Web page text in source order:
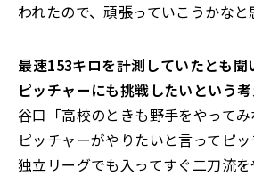
われたので、頑張っていこうかなと
――最速153キロを計測していたとも
ピッチャーにも挑戦したいという考
谷口「高校のときも野手をやってみ
ピッチャーがやりたいと言ってピッ
独立リーグでも入ってすぐ二刀流